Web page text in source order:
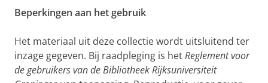
Beperkingen aan het gebruik
Het materiaal uit deze collectie wordt uitsluitend ter
inzage gegeven. Bij raadpleging is hetReglement voor
de gebruikers van de Bibliotheek Rijksuniversiteit